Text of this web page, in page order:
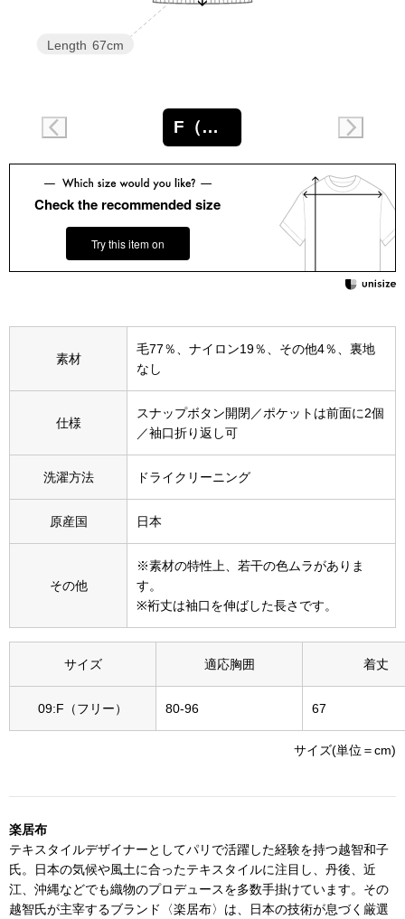
Miss Kyouko／ミスキョウコ
ーブルウェア
財布／コイン
革小物
その他
ウオッチ
ブレスレット
その他
ファッション
ネクタイ
マフラー／ス
Length 67cm
F（フリー）
Check the recommended size
Try this item on
素材
毛77％、ナイロン19％、その他4％、裏地
なし
仕様
スナップボタン開閉／ポケットは前面に2個
／袖口折り返し可
洗濯方法 ドライクリーニング
原産国 日本
その他
※素材の特性上、若干の色ムラがありま
す。
※裄丈は袖口を伸ばした長さです。
サイズ 適応胸囲 着丈
09:F（フリー） 80-96 67
サイズ(単位＝cm)
楽居布
テキスタイルデザイナーとしてパリで活躍した経験を持つ越智和子
氏。日本の気候や風土に合ったテキスタイルに注目し、丹後、近
江、沖縄などでも織物のプロデュースを多数手掛けています。その
越智氏が主宰するブランド〈楽居布〉は、日本の技術が息づく厳選